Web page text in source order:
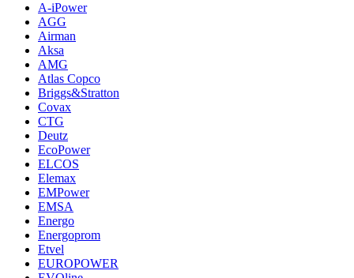
A-iPower
AGG
Airman
Aksa
AMG
Atlas Copco
Briggs&Stratton
Covax
CTG
Deutz
EcoPower
ELCOS
Elemax
EMPower
EMSA
Energo
Energoprom
Etvel
EUROPOWER